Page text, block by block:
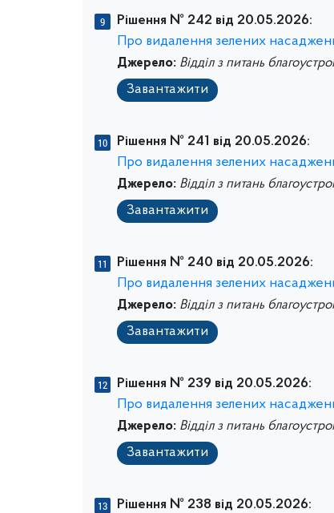
Рішення № 242 від 20.05.2026:
Про видалення зелених
Джерело: Відділ з питань
Завантажити
Рішення № 241 від 20.05.2026:
Про видалення зелених
Джерело: Відділ з питань
Завантажити
Рішення № 240 від 20.05.2026:
Про видалення зелених
Джерело: Відділ з питань
Завантажити
Рішення № 239 від 20.05.2026:
Про видалення зелених
Джерело: Відділ з питань
Завантажити
Рішення № 238 від 20.05.2026: